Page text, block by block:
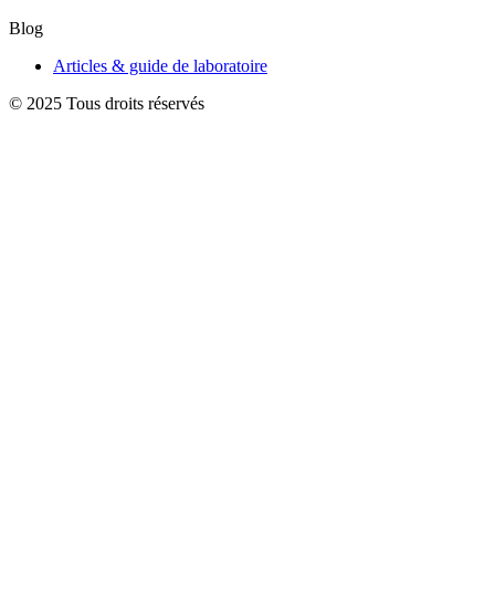
Blog
Articles & guide de laboratoire
© 2025 Tous droits réservés